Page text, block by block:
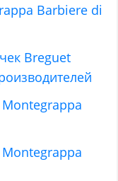
Barbiere di
Breguet